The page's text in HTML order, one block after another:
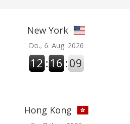
New York
Do., 6. Aug. 2026
12 :16 :09
Hong Kong